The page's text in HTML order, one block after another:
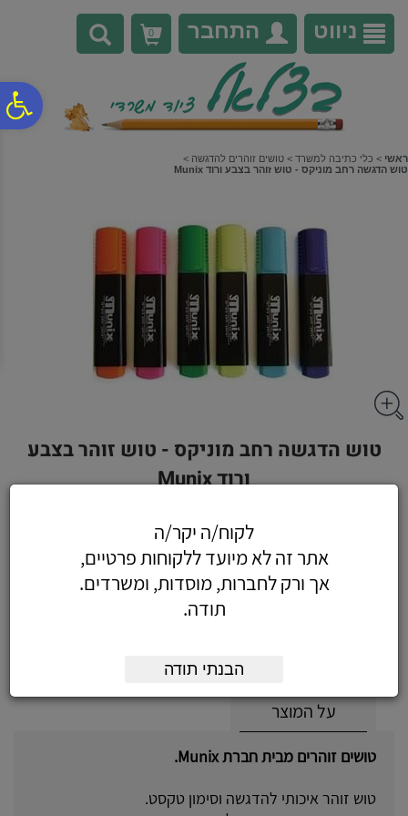
נגישות
אתר
המרכזי
ניווט התחבר 0
ראשי > כלי כתיבה למשרד > טושים זוהרים להדגשה >
טוש הדגשה רחב מוניקס - טוש זוהר בצבע ורוד Munix
טוש הדגשה רחב מוניקס - טוש זוהר בצבע
ורוד Munix
כולל מע"מ
על המוצר
טושים זוהרים מבית חברת Munix.
טוש זוהר איכותי להדגשה וסימון טקסט.
לקוח/ה יקר/ה
אתר זה לא מיועד ללקוחות פרטיים,
אך ורק לחברות, מוסדות, ומשרדים.
תודה.
הבנתי תודה